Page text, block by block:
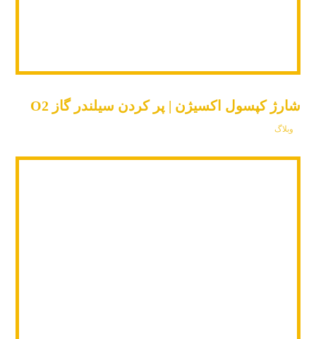
شارژ کپسول اکسیژن | پر کردن سیلندر گاز O2
وبلاگ